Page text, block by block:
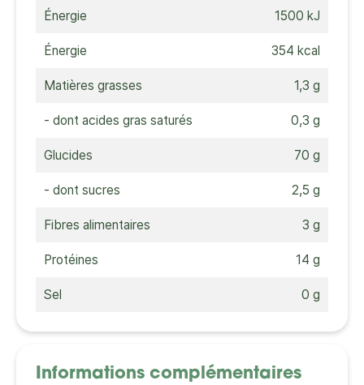
Énergie 1500 kJ
Énergie 354 kcal
Matières grasses 1,3 g
- dont acides gras saturés 0,3 g
Glucides 70 g
- dont sucres 2,5 g
Fibres alimentaires 3 g
Protéines 14 g
Sel 0 g
Informations complémentaires